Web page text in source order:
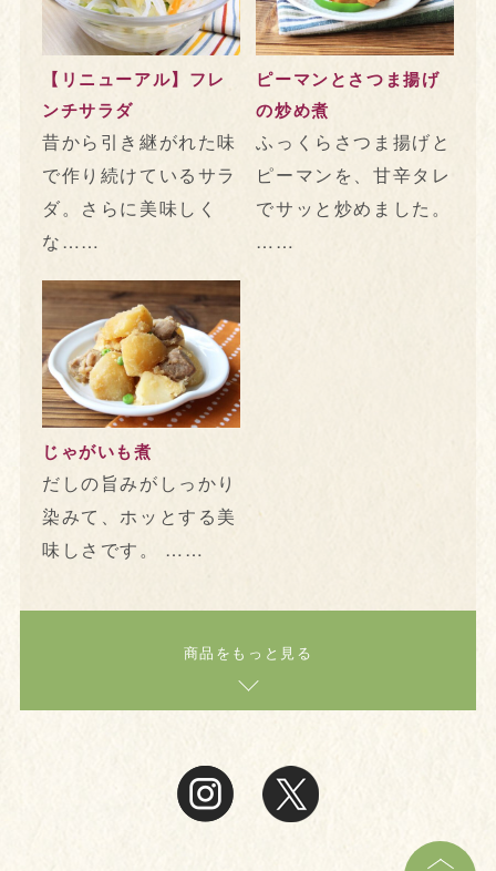
【リニューアル】フレ
ンチサラダ
昔から引き継がれた味
で作り続けているサラ
ダ。さらに美味しく
な……
ピーマンとさつま揚げ
の炒め煮
ふっくらさつま揚げと
ピーマンを、甘辛タレ
でサッと炒めました。
……
じゃがいも煮
だしの旨みがしっかり
染みて、ホッとする美
味しさです。 ……
商品をもっと見る